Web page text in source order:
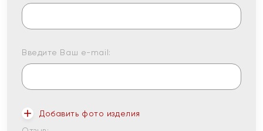
Введите Ваш e-mail:
Добавить фото изделия